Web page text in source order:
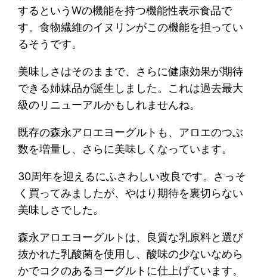
するというWの機能を持つ機能性表示食品で
す。食物繊維のイヌリンがこの機能を担ってい
るそうです。
美味しさはそのままで、さらに健康効果が期待
できる姉妹品が誕生しました。これは過去最大
級のリニューアルかもしれませんね。
既存の森永アロエヨーグルトも、アロエのつぶ
数を増量し、さらに美味しくなっています。
30周年を迎えるにふさわしい改良です。さっそ
く買ってみましたが、やはり期待を裏切らない
美味しさでした。
森永アロエヨーグルトは、良質な乳原料と選び
抜かれた乳酸菌を使用し、酸味の少ないなめら
かでコクのあるヨーグルトに仕上げています。